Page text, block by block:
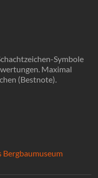
Symbole
Maximal
(Bestnote).
Bergbaumuseum